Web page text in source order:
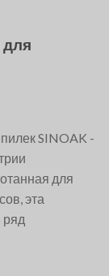
для
SINOAK -
для
эта
ряд